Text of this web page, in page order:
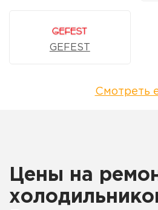
GEFEST
Смотреть
Цены на